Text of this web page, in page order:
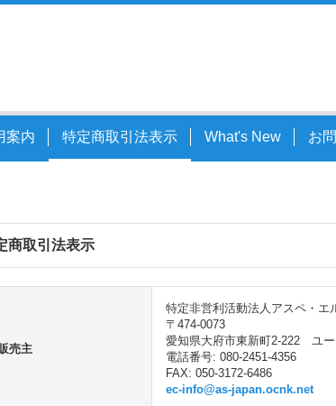
案内 特定商取引法表示 What's New お
商取引法表示
売主
特定非営利活動法人アスペ・エ
〒474-0073
愛知県大府市東新町2-222 ユ
電話番号: 080-2451-4356
FAX: 050-3172-6486
ec-info@as-japan.ocnk.net